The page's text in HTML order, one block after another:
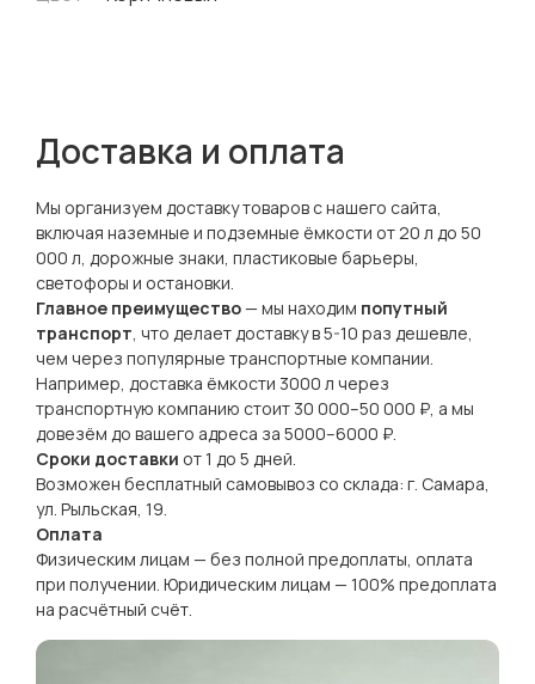
Доставка и оплата
Мы организуем доставку товаров с нашего сайта,
включая наземные и подземные ёмкости от 20 л до 50
000 л, дорожные знаки, пластиковые барьеры,
светофоры и остановки.
Главное преимущество— мы находим попутный
транспорт, что делает доставку в 5-10 раз дешевле,
чем через популярные транспортные компании.
Например, доставка ёмкости 3000 л через
транспортную компанию стоит 30 000–50 000 ₽, а мы
довезём до вашего адреса за 5000–6000 ₽.
Сроки доставки от 1 до 5 дней.
Возможен бесплатный самовывоз со склада: г. Самара,
ул. Рыльская, 19.
Оплата
Физическим лицам — без полной предоплаты, оплата
при получении. Юридическим лицам — 100% предоплата
на расчётный счёт.